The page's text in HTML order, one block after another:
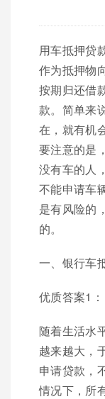
用车抵押贷
作为抵押物
按期归还借
款。简单来
在，就有机
要注意的是
没有车的人
不能申请车
是有风险的
的。
一、银行车
优质答案1：
随着生活水
越来越大，
申请贷款，
情况下，所